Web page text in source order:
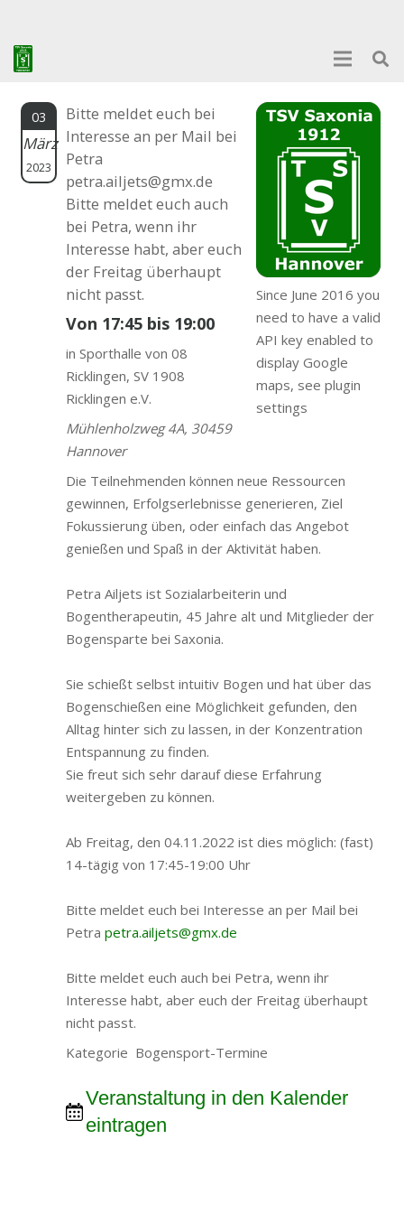
03
März
2023
Since June 2016 you
need to have a valid
API key enabled to
display Google
maps, see plugin
settings
Bitte meldet euch bei
Interesse an per Mail bei
Petra
petra.ailjets@gmx.de
Bitte meldet euch auch
bei Petra, wenn ihr
Interesse habt, aber euch
der Freitag überhaupt
nicht passt.
Von 17:45 bis 19:00
in Sporthalle von 08
Ricklingen, SV 1908
Ricklingen e.V.
Mühlenholzweg 4A, 30459
Hannover
Die Teilnehmenden können neue Ressourcen
gewinnen, Erfolgserlebnisse generieren, Ziel
Fokussierung üben, oder einfach das Angebot
genießen und Spaß in der Aktivität haben.
Petra Ailjets ist Sozialarbeiterin und
Bogentherapeutin, 45 Jahre alt und Mitglieder der
Bogensparte bei Saxonia.
Sie schießt selbst intuitiv Bogen und hat über das
Bogenschießen eine Möglichkeit gefunden, den
Alltag hinter sich zu lassen, in der Konzentration
Entspannung zu finden.
Sie freut sich sehr darauf diese Erfahrung
weitergeben zu können.
Ab Freitag, den 04.11.2022 ist dies möglich: (fast)
14-tägig von 17:45-19:00 Uhr
Bitte meldet euch bei Interesse an per Mail bei
Petra petra.ailjets@gmx.de
Bitte meldet euch auch bei Petra, wenn ihr
Interesse habt, aber euch der Freitag überhaupt
nicht passt.
Kategorie Bogensport-Termine
Veranstaltung in den Kalender
eintragen